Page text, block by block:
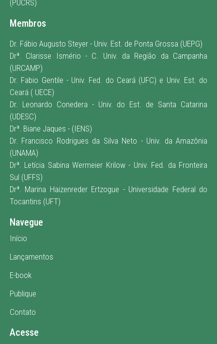
(PUCRS)
Membros
Dr. Fábio Augusto Steyer - Univ. Est. de Ponta Grossa (UEPG)
Drª. Clarisse Ismério - C. Univ. da Região da Campanha
(URCAMP)
Dr. Fabio Gentile - Univ. Fed. do Ceará (UFC) e Univ. Est. do
Ceará ( UECE)
Dr. Leonardo Conedera - Univ. do Est. de Santa Catarina
(UDESC)
Drª. Biane Jaques - (IENS)
Dr. Francisco Rodrigues da Silva Neto - Univ. da Amazônia
(UNAMA)
Drª. Letícia Sabina Wermeier Krilow - Univ. Fed. da Fronteira
Sul (UFFS)
Drª. Marina Haizenreder Ertzogue - Universidade Federal do
Tocantins (UFT)
Navegue
Início
Lançamentos
E-book
Publique
Contato
Acesse